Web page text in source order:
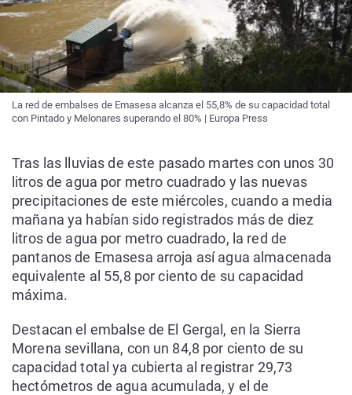
La red de embalses de Emasesa alcanza el 55,8% de su capacidad total
con Pintado y Melonares superando el 80% | Europa Press
Tras las lluvias de este pasado martes con unos 30
litros de agua por metro cuadrado y las nuevas
precipitaciones de este miércoles, cuando a media
mañana ya habían sido registrados más de diez
litros de agua por metro cuadrado, la red de
pantanos de Emasesa arroja así agua almacenada
equivalente al 55,8 por ciento de su capacidad
máxima.
Destacan el embalse de El Gergal, en la Sierra
Morena sevillana, con un 84,8 por ciento de su
capacidad total ya cubierta al registrar 29,73
hectómetros de agua acumulada, y el de